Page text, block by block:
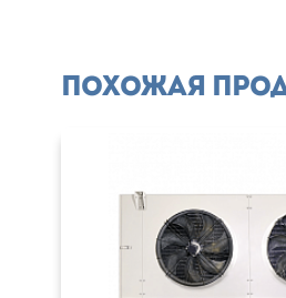
Похожая